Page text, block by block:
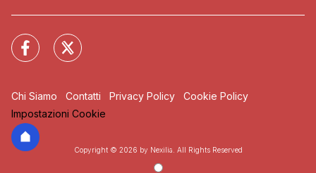
Chi Siamo Contatti Privacy Policy
Cookie Policy
Impostazioni Cookie
Copyright © 2026 by Nexilia. All Rights Reserved